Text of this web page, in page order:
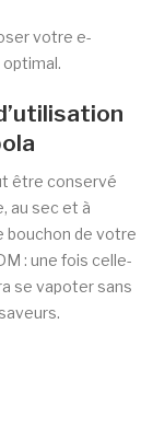
votre e-
optimal.
être conservé
au sec et à
bouchon de votre
: une fois celle-
se vapoter sans